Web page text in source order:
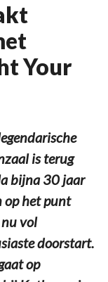
Your
is terug
bijna 30 jaar
op het punt
vol
doorstart.
op